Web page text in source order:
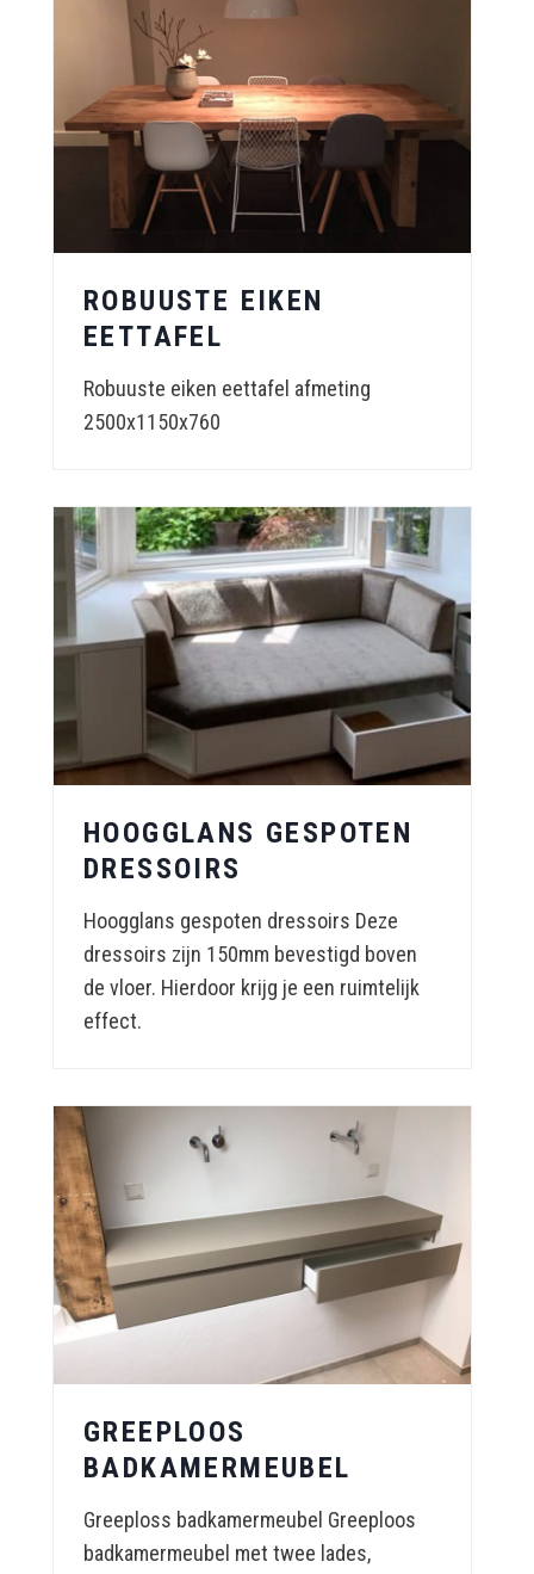
ROBUUSTE EIKEN
EETTAFEL
Robuuste eiken eettafel afmeting
2500x1150x760
HOOGGLANS GESPOTEN
DRESSOIRS
Hoogglans gespoten dressoirs Deze
dressoirs zijn 150mm bevestigd boven
de vloer. Hierdoor krijg je een ruimtelijk
effect.
GREEPLOOS
BADKAMERMEUBEL
Greeploss badkamermeubel Greeploos
badkamermeubel met twee lades,